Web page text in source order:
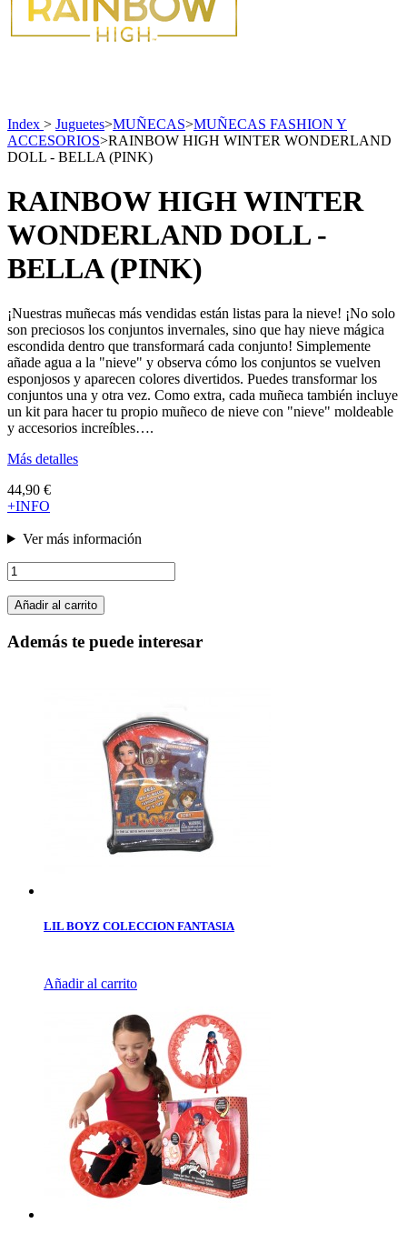
Index > Juguetes>MUÑECAS>MUÑECAS FASHION Y
ACCESORIOS>RAINBOW HIGH WINTER WONDERLAND
DOLL - BELLA (PINK)
RAINBOW HIGH WINTER
WONDERLAND DOLL -
BELLA (PINK)
¡Nuestras muñecas más vendidas están listas para la nieve! ¡No solo
son preciosos los conjuntos invernales, sino que hay nieve mágica
escondida dentro que transformará cada conjunto! Simplemente
añade agua a la "nieve" y observa cómo los conjuntos se vuelven
esponjosos y aparecen colores divertidos. Puedes transformar los
conjuntos una y otra vez. Como extra, cada muñeca también incluye
un kit para hacer tu propio muñeco de nieve con "nieve" moldeable
y accesorios increíbles….
Más detalles
44,90 €
+INFO
Ver más información
Añadir al carrito
Además te puede interesar
LIL BOYZ COLECCION FANTASIA
Añadir al carrito